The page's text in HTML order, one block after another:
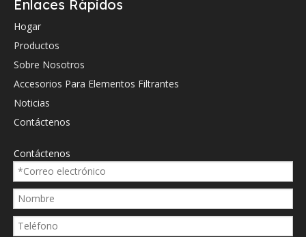
Enlaces Rápidos
Hogar
Productos
Sobre Nosotros
Accesorios Para Elementos Filtrantes
Noticias
Contáctenos
Contáctenos